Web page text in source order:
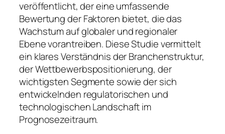
veröffentlicht, der eine umfassende
Bewertung der Faktoren bietet, die das
Wachstum auf globaler und regionaler
Ebene vorantreiben. Diese Studie vermittelt
ein klares Verständnis der Branchenstruktur,
der Wettbewerbspositionierung, der
wichtigsten Segmente sowie der sich
entwickelnden regulatorischen und
technologischen Landschaft im
Prognosezeitraum.